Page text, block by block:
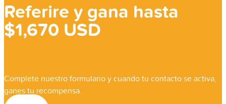
Referire y gana hasta
$1,670 USD
Complete nuestro formulario y cuando tu contacto se activa,
ganes tu recompensa.